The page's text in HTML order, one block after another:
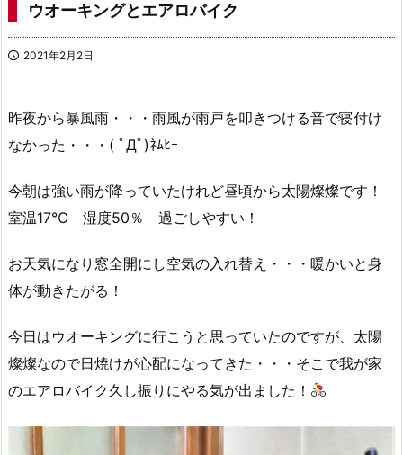
ウオーキングとエアロバイク
2021年2月2日
昨夜から暴風雨・・・雨風が雨戸を叩きつける音で寝付け
なかった・・・( ﾟДﾟ)ﾈﾑﾋｰ
今朝は強い雨が降っていたけれど昼頃から太陽燦燦です！
室温17℃ 湿度50％ 過ごしやすい！
お天気になり窓全開にし空気の入れ替え・・・暖かいと身
体が動きたがる！
今日はウオーキングに行こうと思っていたのですが、太陽
燦燦なので日焼けが心配になってきた・・・そこで我が家
のエアロバイク久し振りにやる気が出ました！